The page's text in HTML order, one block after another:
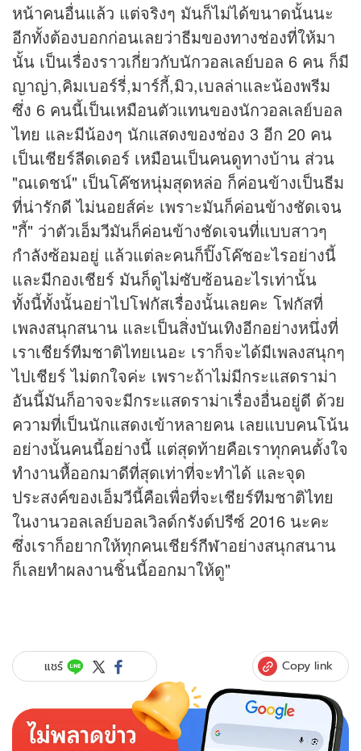
หน้าคนอื่นแล้ว แต่จริงๆ มันก็ไม่ได้ขนาดนั้นนะ
อีกทั้งต้องบอกก่อนเลยว่าธีมของทางช่องที่ให้มา
นั้น เป็นเรื่องราวเกี่ยวกับนักวอลเลย์บอล 6 คน ก็มี
ญาญ่า,คิมเบอร์รี่,มาร์กี้,มิว,เบลล่าและน้องพรีม
ซึ่ง 6 คนนี้เป็นเหมือนตัวแทนของนักวอลเลย์บอล
ไทย และมีน้องๆ นักแสดงของช่อง 3 อีก 20 คน
เป็นเชียร์ลีดเดอร์ เหมือนเป็นคนดูทางบ้าน ส่วน
"ณเดชน์" เป็นโค๊ชหนุ่มสุดหล่อ ก็ค่อนข้างเป็นธีม
ที่น่ารักดี ไม่นอยส์ค่ะ เพราะมันก็ค่อนข้างชัดเจน
"กี้" ว่าตัวเอ็มวีมันก็ค่อนข้างชัดเจนที่แบบสาวๆ
กำลังซ้อมอยู่ แล้วแต่ละคนก็ปิ๊งโค๊ชอะไรอย่างนี้
และมีกองเชียร์ มันก็ดูไม่ซับซ้อนอะไรเท่านั้น
ทั้งนี้ทั้งนั้นอย่าไปโฟกัสเรื่องนั้นเลยคะ โฟกัสที่
เพลงสนุกสนาน และเป็นสิ่งบันเทิงอีกอย่างหนึ่งที่
เราเชียร์ทีมชาติไทยเนอะ เราก็จะได้มีเพลงสนุกๆ
ไปเชียร์ ไม่ตกใจค่ะ เพราะถ้าไม่มีกระแสดราม่า
อันนี้มันก็อาจจะมีกระแสดราม่าเรื่องอื่นอยู่ดี ด้วย
ความที่เป็นนักแสดงเข้าหลายคน เลยแบบคนโน้น
อย่างนั้นคนนี้อย่างนี้ แต่สุดท้ายคือเราทุกคนตั้งใจ
ทำงานหื้ออกมาดีที่สุดเท่าที่จะทำได้ และจุด
ประสงค์ของเอ็มวีนี้คือเพื่อที่จะเชียร์ทีมชาติไทย
ในงานวอลเลย์บอลเวิลด์กรังด์ปรีซ์ 2016 นะคะ
ซึ่งเราก็อยากให้ทุกคนเชียร์กีฬาอย่างสนุกสนาน
ก็เลยทำผลงานชิ้นนี้ออกมาให้ดู"
แชร์ Copy link